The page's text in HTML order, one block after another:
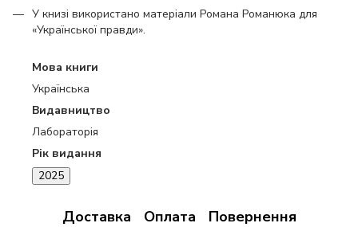
У книзі використано матеріали Романа Романюка для
«Української правди».
Мова книги
Українська
Видавництво
Лабораторія
Рік видання
2025
Доставка Оплата Повернення